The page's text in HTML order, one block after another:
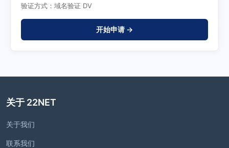
验证方式：域名验证 DV
开始申请 →
关于 22NET
关于我们
联系我们